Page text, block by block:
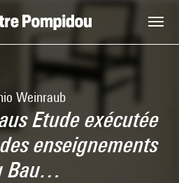
Weinraub
Etude exécutée
enseignements
Bau…